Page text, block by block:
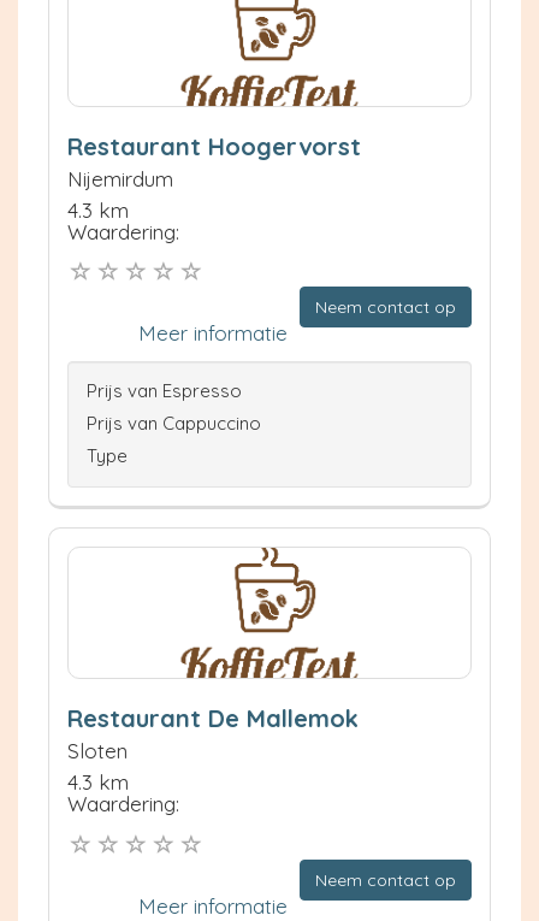
Restaurant Hoogervorst
Nijemirdum
4.3 km
Waardering:
Neem contact op
Meer informatie
Prijs van Espresso
Prijs van Cappuccino
Type
Restaurant De Mallemok
Sloten
4.3 km
Waardering:
Neem contact op
Meer informatie